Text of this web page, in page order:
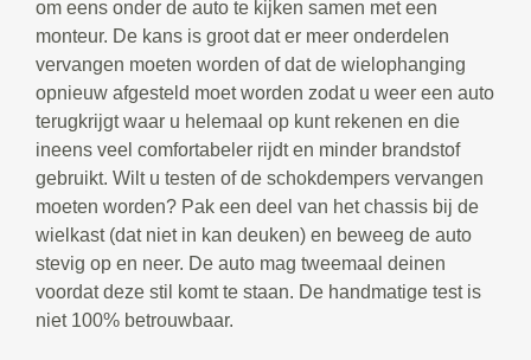
om eens onder de auto te kijken samen met een
monteur. De kans is groot dat er meer onderdelen
vervangen moeten worden of dat de wielophanging
opnieuw afgesteld moet worden zodat u weer een auto
terugkrijgt waar u helemaal op kunt rekenen en die
ineens veel comfortabeler rijdt en minder brandstof
gebruikt. Wilt u testen of de schokdempers vervangen
moeten worden? Pak een deel van het chassis bij de
wielkast (dat niet in kan deuken) en beweeg de auto
stevig op en neer. De auto mag tweemaal deinen
voordat deze stil komt te staan. De handmatige test is
niet 100% betrouwbaar.